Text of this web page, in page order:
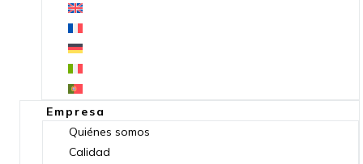
Empresa
Quiénes somos
Calidad